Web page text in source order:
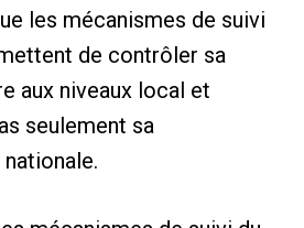
les mécanismes de suivi
de contrôler sa
aux niveaux local et
seulement sa